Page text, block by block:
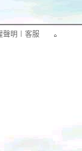
聲明 客服